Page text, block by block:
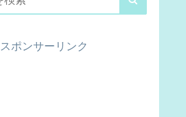
スポンサーリンク